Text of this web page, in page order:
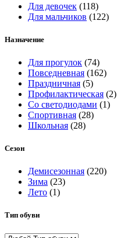
Для девочек (118)
Для мальчиков (122)
Назначение
Для прогулок (74)
Повседневная (162)
Праздничная (5)
Профилактическая (2)
Со светодиодами (1)
Спортивная (28)
Школьная (28)
Сезон
Демисезонная (220)
Зима (23)
Лето (1)
Тип обуви